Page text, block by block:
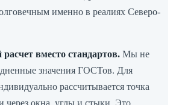
именно в реалиях Северо-
вместо стандартов. Мы не
значения ГОСТов. Для
рассчитывается точка
через окна, углы и стыки. Это